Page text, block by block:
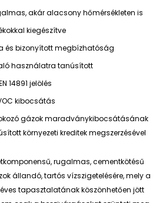
akár alacsony hőmérsékleten is
kiegészítve
és bizonyított megbízhatóság
használatra tanúsított
14891 jelölés
kibocsátás
gázok maradványkibocsátásának
környezeti kreditek megszerzésével
rugalmas, cementkötésű
állandó, tartós vízszigetelésére, mely a
éves tapasztalatának köszönhetően jött